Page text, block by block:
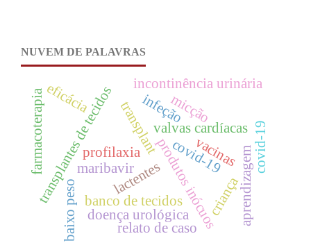
NUVEM DE PALAVRAS
valvas cardíacas
profilaxia
transplantes de tecidos produtos inócuos
banco de tecidos
lactentes
baixo peso doença urológica
transplantinfeção
criança
incontinência urinária
covid-19
vacinas
eficácia
aprendizagem
maribavir covid-19
relato de caso
farmacoterapia micção